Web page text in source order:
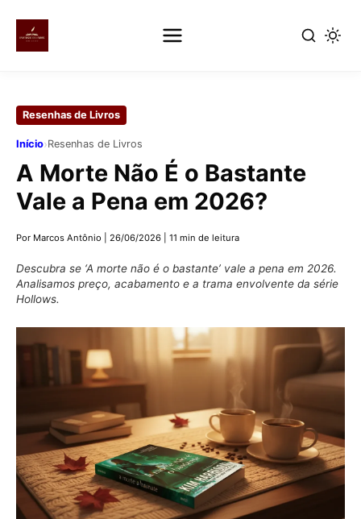
conteúdo
principal
Resenhas de Livros
Início›Resenhas de Livros
A Morte Não É o Bastante
Vale a Pena em 2026?
Por Marcos Antônio 26/06/2026 11 min de leitura
Descubra se ‘A morte não é o bastante’ vale a pena em 2026.
Analisamos preço, acabamento e a trama envolvente da série
Hollows.